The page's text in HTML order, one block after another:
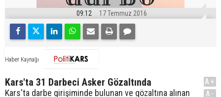
09:12 17 Temmuz 2016
Haber Kaynağı
Kars'ta 31 Darbeci Asker Gözaltında
Kars'ta darbe girişiminde bulunan ve gözaltına alınan
A+
A-